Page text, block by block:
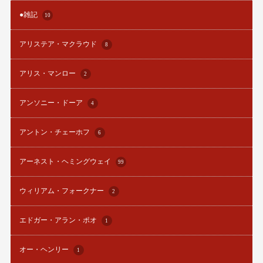
●雑記 10
アリステア・マクラウド 8
アリス・マンロー 2
アンソニー・ドーア 4
アントン・チェーホフ 6
アーネスト・ヘミングウェイ 99
ウィリアム・フォークナー 2
エドガー・アラン・ポオ 1
オー・ヘンリー 1